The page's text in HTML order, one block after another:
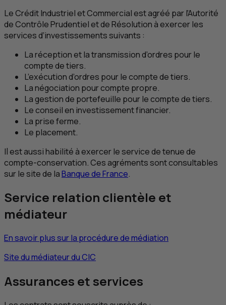
Le Crédit Industriel et Commercial est agréé par l’Autorité
de Contrôle Prudentiel et de Résolution à exercer les
services d’investissements suivants :
La réception et la transmission d’ordres pour le
compte de tiers.
L’exécution d’ordres pour le compte de tiers.
La négociation pour compte propre.
La gestion de portefeuille pour le compte de tiers.
Le conseil en investissement financier.
La prise ferme.
Le placement.
Il est aussi habilité à exercer le service de tenue de
compte-conservation. Ces agréments sont consultables
sur le site de laBanque de France.
Service relation clientèle et
médiateur
En savoir plus sur la procédure de médiation
Site du médiateur duCIC
Assurances et services